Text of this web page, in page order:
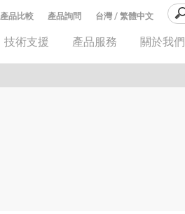
台灣 / 繁體中文
產品詢問
產品比較
技術支援 產品服務 關於我們